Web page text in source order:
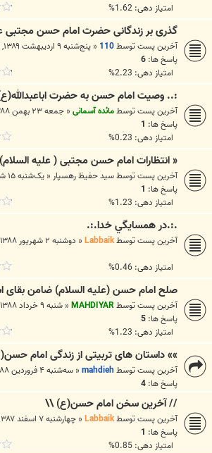
امتیاز دهی: 1.62%
گذرى بر زندگانى حضرت امام حسن مجتبى
آخرین پست توسط110
« پنج‌شنبه ۹ اردیبهشت ۱۳۸۹, ۲:۱۵ ب.ظ
پاسخ ها: 6
امتیاز دهی: 2.23%
:.. وصيت امام حسن به حضرت
آخرین پست توسطمائده آسمانی « جمعه ۲۳ بهمن ۱۳۸۸, ۱۰:۵۴ ب.ظ
پاسخ ها: 1
امتیاز دهی: 0.23%
« انتظارات امام حسن مجتبی ( علیه
آخرین پست توسطسید حفیظ رهسپار « یک‌شنبه ۱۵ شهریور ۱۳۸۸, ۹:۵۱ ق.ظ
پاسخ ها: 1
امتیاز دهی: 1.23%
.:.در همسايگي خدا.:.
آخرین پست توسطLabbaik
« دوشنبه ۲ شهریور ۱۳۸۸, ۵:۱۵ ب.ظ
امتیاز دهی: 0.46%
صلح امام حسن (علیه السلام) ضامن بقای
آخرین پست توسطMAHDIYAR
« شنبه ۹ خرداد ۱۳۸۸, ۷:۰۹ ق.ظ
پاسخ ها: 5
امتیاز دهی: 1.23%
»» داستان هاى تربيتى از زندگى امام
آخرین پست توسط mahdieh
« سه‌شنبه ۴ فروردین ۱۳۸۸, ۳:۰۲ ب.ظ
پاسخ ها: 4
// آخرين سخن امام حسن(ع) \\
آخرین پست توسطLabbaik
« چهارشنبه ۷ اسفند ۱۳۸۷, ۱۰:۳۱ ب.ظ
پاسخ ها: 1
امتیاز دهی: 0.85%